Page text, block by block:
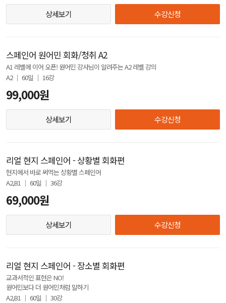
상세보기 수강신청
스페인어 원어민 회화/청취 A2
A1 레벨에 이어 오픈! 원어민 강사님이 알려주는 A2 레벨 강의
A2 │ 60일 │ 16강
99,000원
상세보기 수강신청
리얼 현지 스페인어 - 상황별 회화편
현지에서 바로 써먹는 상황별 스페인어
A2,B1 │ 60일 │ 36강
69,000원
상세보기 수강신청
리얼 현지 스페인어 - 장소별 회화편
교과서적인 표현은 NO!
원어민보다 더 원어민처럼 말하기
A2,B1 │ 60일 │ 30강